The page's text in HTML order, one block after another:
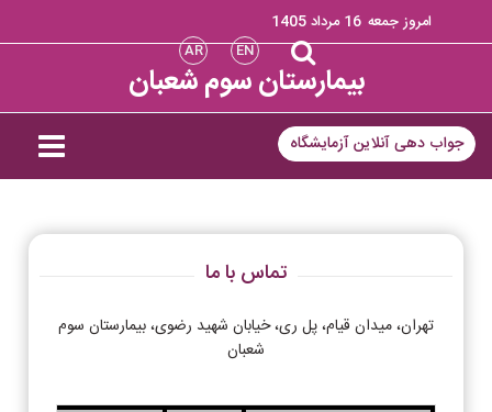
امروز جمعه 16 مرداد 1405
EN
AR
بیمارستان سوم شعبان
جواب دهی آنلاین آزمایشگاه
تماس با ما
تهران، میدان قیام، پل ری، خیابان شهید رضوی، بیمارستان سوم
شعبان